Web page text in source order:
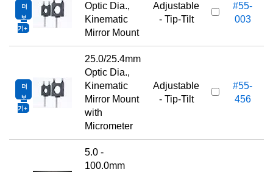
더
보
기
Optic Dia.,
Kinematic
Mirror Mount
Adjustable
- Tip-Tilt
#55-
003
더
보
기
25.0/25.4mm
Optic Dia.,
Kinematic
Mirror Mount
with
Micrometer
Adjustable
- Tip-Tilt
#55-
456
5.0 -
100.0mm